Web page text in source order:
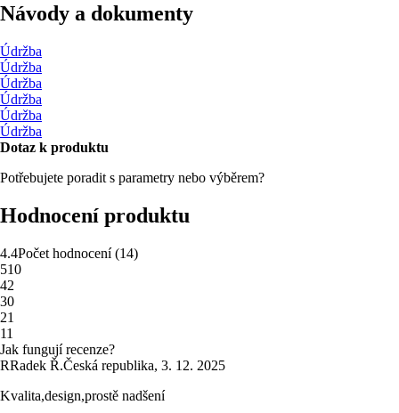
Návody a dokumenty
Údržba
Údržba
Údržba
Údržba
Údržba
Údržba
Dotaz k produktu
Potřebujete poradit s parametry nebo výběrem?
Hodnocení produktu
4.4Počet hodnocení(14)
510
42
30
21
11
Jak fungují recenze?
RRadek Ř.Česká republika, 3. 12. 2025
Kvalita,design,prostě nadšení